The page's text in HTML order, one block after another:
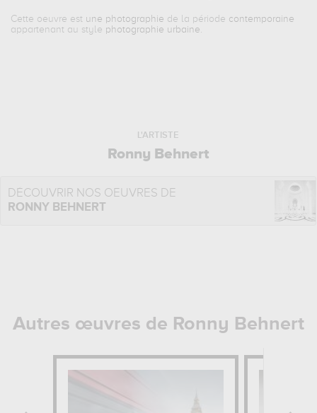
Cette oeuvre est une photographie de la période contemporaine
appartenant au style photographie urbaine.
L'ARTISTE
Ronny Behnert
DÉCOUVRIR NOS OEUVRES DE
RONNY BEHNERT
Autres œuvres de Ronny Behnert